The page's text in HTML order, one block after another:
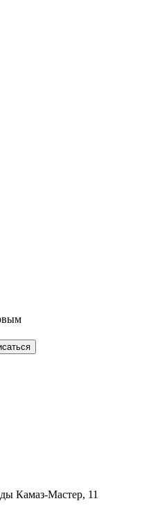
Камаз-Мастер, 11